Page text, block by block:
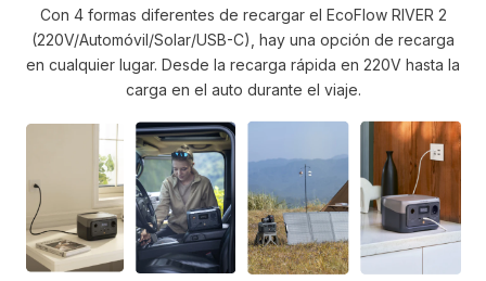
Con 4 formas diferentes de recargar el EcoFlow RIVER 2
(220V/Automóvil/Solar/USB-C), hay una opción de recarga
en cualquier lugar. Desde la recarga rápida en 220V hasta la
carga en el auto durante el viaje.